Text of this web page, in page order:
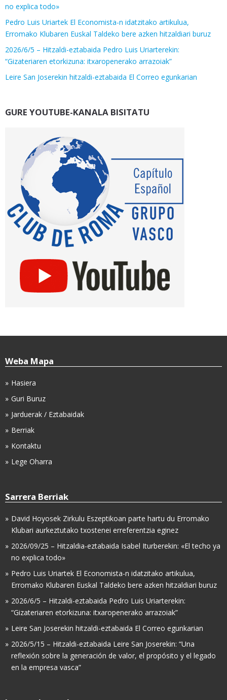
no explica todo»
Pedro Luis Uriartek El Economista-n idatzitako artikulua,
Erromako Klubaren Euskal Taldeko bere azken hitzaldiari buruz
2026/6/5 – Hitzaldi-eztabaida Pedro Luis Uriarterekin:
“Gizateriaren etorkizuna: itxaropenerako arrazoiak”
Leire San Joserekin hitzaldi-eztabaida El Correo egunkarian
GURE YOUTUBE-KANALA BISITATU
Weba Mapa
Hasiera
Guri Buruz
Jarduerak / Eztabaidak
Berriak
Kontaktu
Lege Oharra
Sarrera Berriak
David Hoyosek Zirkulu Eszeptikoan parte hartu du Erromako
Klubari aurkeztutako txostenei erreferentzia eginez
2026/09/25 – Hitzaldia-eztabaida Isabel Iturberekin: «El techo ya
no explica todo»
Pedro Luis Uriartek El Economista-n idatzitako artikulua,
Erromako Klubaren Euskal Taldeko bere azken hitzaldiari buruz
2026/6/5 – Hitzaldi-eztabaida Pedro Luis Uriarterekin:
“Gizateriaren etorkizuna: itxaropenerako arrazoiak”
Leire San Joserekin hitzaldi-eztabaida El Correo egunkarian
2026/5/15 – Hitzaldi-eztabaida Leire San Joserekin: “Una
reflexión sobre la generación de valor, el propósito y el legado
en la empresa vasca”